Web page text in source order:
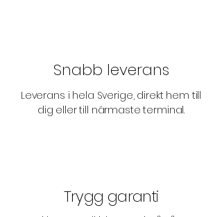
Snabb leverans
Leverans i hela Sverige, direkt hem till
dig eller till närmaste terminal.
Trygg garanti